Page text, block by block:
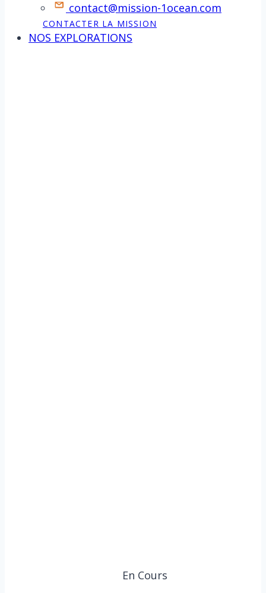
contact@mission-1ocean.com
CONTACTER LA MISSION
NOS EXPLORATIONS
En Cours